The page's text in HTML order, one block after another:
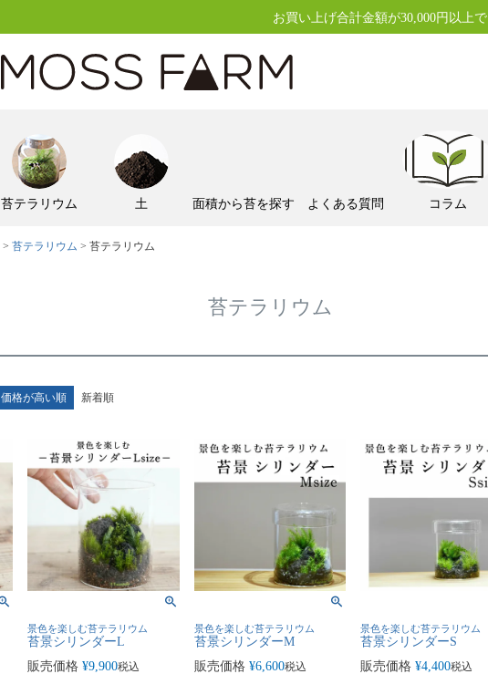
お買い上げ合計金額が30,000円以上で
苔テラリウム 土 面積から苔を探す よくある質問 コラム
苔テラリウム 苔テラリウム
苔テラリウム
価格が高い順 新着順
景色を楽しむ苔テラリウム
苔景シリンダーL
販売価格 ¥9,900税込
景色を楽しむ苔テラリウム
苔景シリンダーM
販売価格 ¥6,600税込
景色を楽しむ苔テラリウム
苔景シリンダーS
販売価格 ¥4,400税込